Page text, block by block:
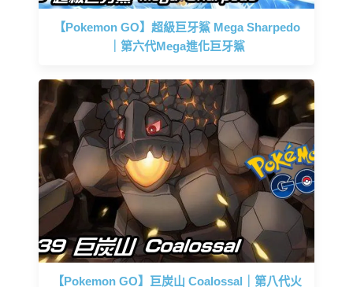
【Pokemon GO】超級巨牙鯊 Mega Sharpedo
｜第六代Mega進化巨牙鯊
【Pokemon GO】巨炭山 Coalossal｜第八代火